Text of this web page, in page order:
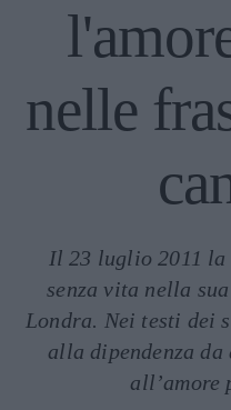
nelle
Il 23 luglio 2011 la
senza vita nella
Londra. Nei testi dei
alla dipendenza da
all’amore